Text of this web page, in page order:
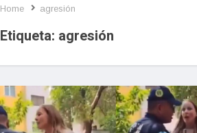
Home agresión
Etiqueta: agresión